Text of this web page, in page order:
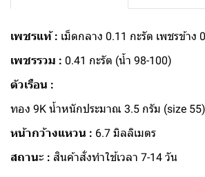
เพชรแท้ : เม็ดกลาง 0.11 กะรัต เพชรข้าง
เพชรรวม : 0.41 กะรัต (น้ำ 98-100)
ตัวเรือน :
ทอง 9K น้ำหนักประมาณ 3.5 กรัม (size 55)
หน้ากว้างแหวน : 6.7 มิลลิเมตร
สถานะ : สินค้าสั่งทำใช้เวลา 7-14 วัน